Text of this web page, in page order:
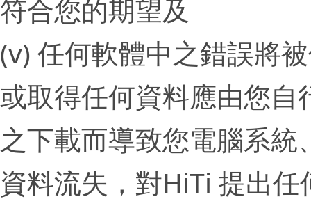
符合您的期望及
(v) 任何軟體中之錯誤將
或取得任何資料應由您
之下載而導致您電腦系
資料流失，對HiTi 提出